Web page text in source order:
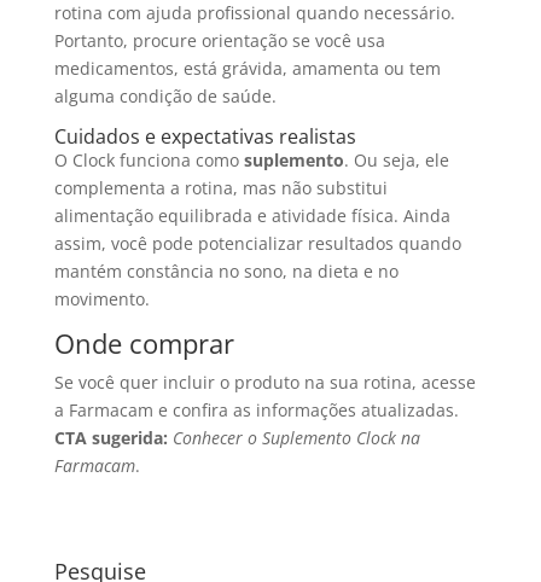
rotina com ajuda profissional quando necessário.
Portanto, procure orientação se você usa
medicamentos, está grávida, amamenta ou tem
alguma condição de saúde.
Cuidados e expectativas realistas
O Clock funciona como suplemento. Ou seja, ele
complementa a rotina, mas não substitui
alimentação equilibrada e atividade física. Ainda
assim, você pode potencializar resultados quando
mantém constância no sono, na dieta e no
movimento.
Onde comprar
Se você quer incluir o produto na sua rotina, acesse
a Farmacam e confira as informações atualizadas.
CTA sugerida: Conhecer o Suplemento Clock na
Farmacam.
Pesquise